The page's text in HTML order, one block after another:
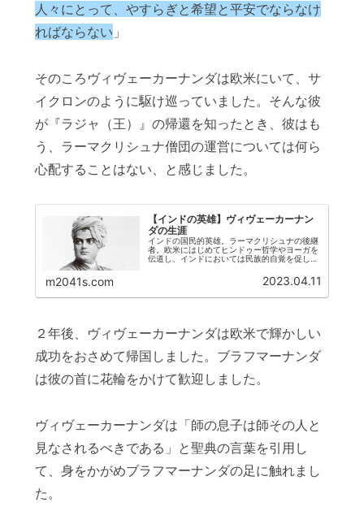
人々にとって、やすらぎと希望と平安でならなけ
ればならない 」
そのころヴィヴェーカーナンダは欧米にいて、サ
イクロンのように駆け巡っていました。そんな彼
が『ラジャ（王）』の帰還を知ったとき、彼はも
う、ラーマクリシュナ僧団の運営については何ら
心配することはない、と感じました。
【インドの英雄】ヴィヴェーカーナン
ダの生涯
インドの国民的英雄。ラーマクリシュナの後継
者。欧米にはじめてヒンドゥー哲学やヨーガを
伝道し、インドにおいては民族的自覚を促しま
m2041s.com 2023.04.11
２年後、ヴィヴェーカーナンダは欧米で輝かしい
成功をおさめて帰国しました。ブラフマーナンダ
は彼の首に花輪をかけて歓迎しました。
ヴィヴェーカーナンダは「師の息子は師その人と
見なされるべきである」と聖典の言葉を引用し
て、身をかがめブラフマーナンダの足に触れまし
た。